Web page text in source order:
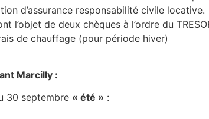
d’assurance responsabilité civile locative.
l’objet de deux chèques à l’ordre du
de chauffage (pour période hiver)
Marcilly :
30 septembre « été » :